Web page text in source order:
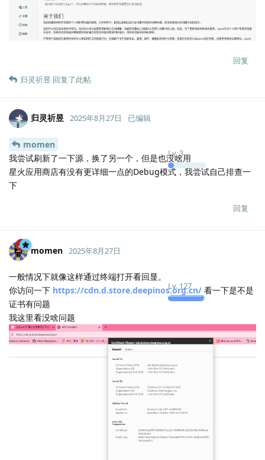
回复
归灵祈昱 回复了此帖
归灵祈昱
Lv.3
2025年8月27日 已编辑
momen
我尝试刷新了一下源，换了另一个，但是也没啥用
星火应用商店有没有更详细一点的Debug模式，我尝试自己排查一
下
回复
momen
Lv. 127
2025年8月27日
一般情况下就像这样通过终端打开看回显。
你访问一下 https://cdn.d.store.deepinos.org.cn/ 看一下是不是
证书有问题
我这里看没啥问题